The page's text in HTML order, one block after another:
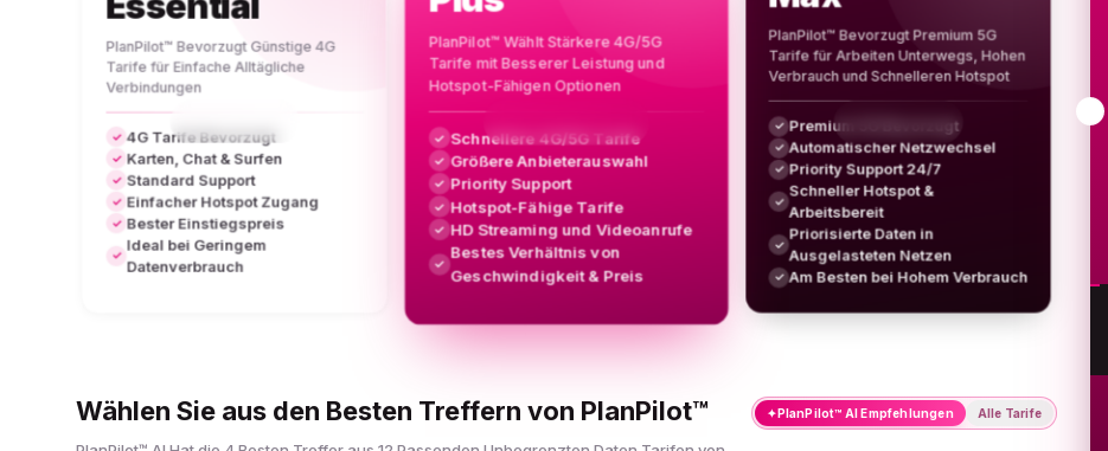
PlanPilot™ Bevorzugt Günstige 4G
Tarife für Einfache Alltägliche
Verbindungen
✓ 4G Tarife Bevorzugt
✓ Karten, Chat & Surfen
✓ Standard Support
✓ Einfacher Hotspot Zugang
✓ Bester Einstiegspreis
✓
Ideal bei Geringem
Datenverbrauch
PlanPilot™ Wählt Stärkere 4G/5G
Tarife mit Besserer Leistung und
Hotspot-Fähigen Optionen
✓ Schnellere 4G/5G Tarife
✓ Größere Anbieterauswahl
✓ Priority Support
✓ Hotspot-Fähige Tarife
✓ HD Streaming und Videoanrufe
✓
Bestes Verhältnis von
Geschwindigkeit & Preis
PlanPilot™ Bevorzugt Premium 5G
Tarife für Arbeiten Unterwegs, Hohen
Verbrauch und Schnelleren Hotspot
✓ Premium 5G Bevorzugt
✓ Automatischer Netzwechsel
✓ Priority Support 24/7
✓
Schneller Hotspot &
Arbeitsbereit
✓
Priorisierte Daten in
Ausgelasteten Netzen
✓ Am Besten bei Hohem Verbrauch
Wählen Sie aus den Besten Treffern von PlanPilot™ ✦PlanPilot™ AI Empfehlungen Alle Tarife